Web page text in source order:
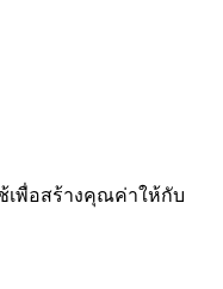
เพื่อสร้างคุณค่าให้กับ